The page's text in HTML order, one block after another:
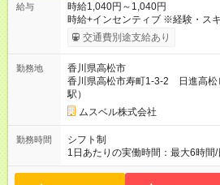
給与
時給1,040円～1,040円
時給+インセンティブ ※経験・ス
ます。 《成果に応じたインセンティブ支給例》 テレアポ未経
験、入社5ヶ月目の女性パートさ
果・貢献に応じた報酬制度が導入
ヶ月で、その間は有期契約です。
ません。 【試用期間】試用期間あり 試用期間の長さ：2ヶ月
※ 雇用形態と給与に、本採用時と
形態：中途採用（契約社員） 給
用期間は2ヶ月で、その間は有期
更はありません。 ※月所定労働時
交通費別途支給あり
勤務地
香川県高松市
香川県高松市寿町1-3-2 日進高松
駅）
ムスベル株式会社
勤務時間
シフト制
1日あたりの実働時間：最大6時間/日
フト＞ (1)10:00～16:00